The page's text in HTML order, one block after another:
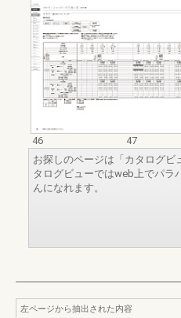
46
47
お探しのページは「カタログビ
タログビューではweb上でパラ
んになれます。
左ページから抽出された内容